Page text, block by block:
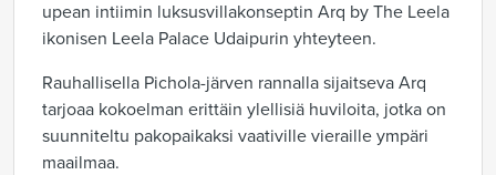
upean intiimin luksusvillakonseptin Arq by The Leela
ikonisen Leela Palace Udaipurin yhteyteen.
Rauhallisella Pichola-järven rannalla sijaitseva Arq
tarjoaa kokoelman erittäin ylellisiä huviloita, jotka on
suunniteltu pakopaikaksi vaativille vieraille ympäri
maailmaa.